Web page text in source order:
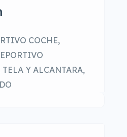
COCHE,
Y ALCANTARA,